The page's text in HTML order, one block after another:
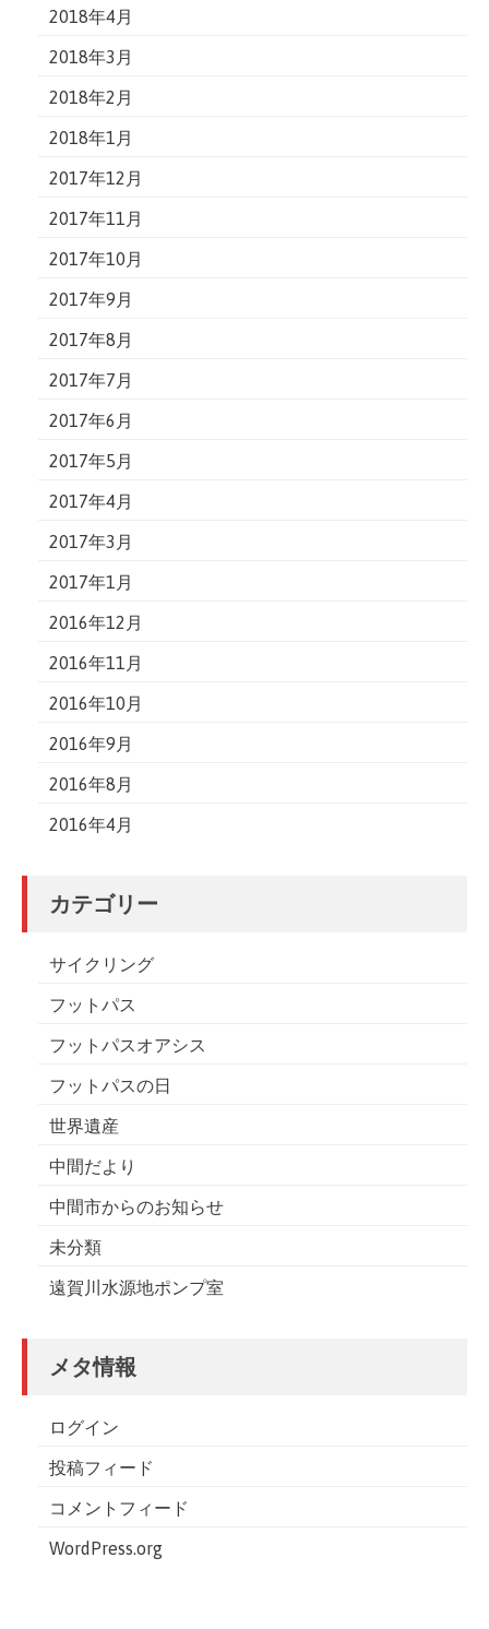
2018年4月
2018年3月
2018年2月
2018年1月
2017年12月
2017年11月
2017年10月
2017年9月
2017年8月
2017年7月
2017年6月
2017年5月
2017年4月
2017年3月
2017年1月
2016年12月
2016年11月
2016年10月
2016年9月
2016年8月
2016年4月
カテゴリー
サイクリング
フットパス
フットパスオアシス
フットパスの日
世界遺産
中間だより
中間市からのお知らせ
未分類
遠賀川水源地ポンプ室
メタ情報
ログイン
投稿フィード
コメントフィード
WordPress.org